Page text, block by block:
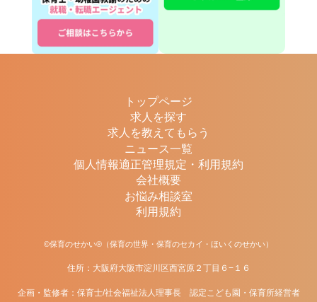
トップページ
求人を探す
求人を教えてもらう
ニュース一覧
個人情報適正管理規定・利用規約
会社概要
お悩み相談室
利用規約
©保育のせかい®（保育の世界・保育のセカイ・ほいくのせかい）
住所：大阪府大阪市淀川区西宮原２丁目６−１６
企画・監修者：保育士/社会福祉法人理事長 認定こども園・保育所経営者